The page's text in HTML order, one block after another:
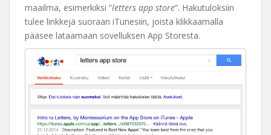
maailma, esimerkiksi ”letters app store”. Hakutuloksiin
tulee linkkejä suoraan iTunesiin, joista klikkaamalla
pääsee lataamaan sovelluksen App Storesta.